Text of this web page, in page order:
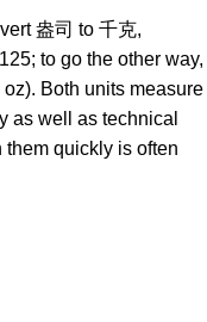
盎司 to 千克,
to go the other way,
Both units measure
as well as technical
quickly is often